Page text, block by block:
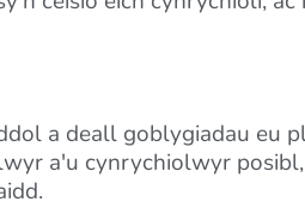
a deall goblygiadau eu
a'u cynrychiolwyr